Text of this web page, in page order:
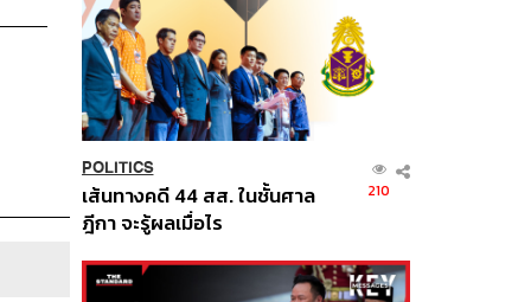
POLITICS
เส้นทางคดี 44 สส. ในชั้นศาล
ฎีกา จะรู้ผลเมื่อไร
210